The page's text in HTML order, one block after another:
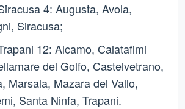
4: Augusta, Avola,
Siracusa;
12: Alcamo, Calatafimi
del Golfo, Castelvetrano,
Marsala, Mazara del Vallo,
Santa Ninfa, Trapani.